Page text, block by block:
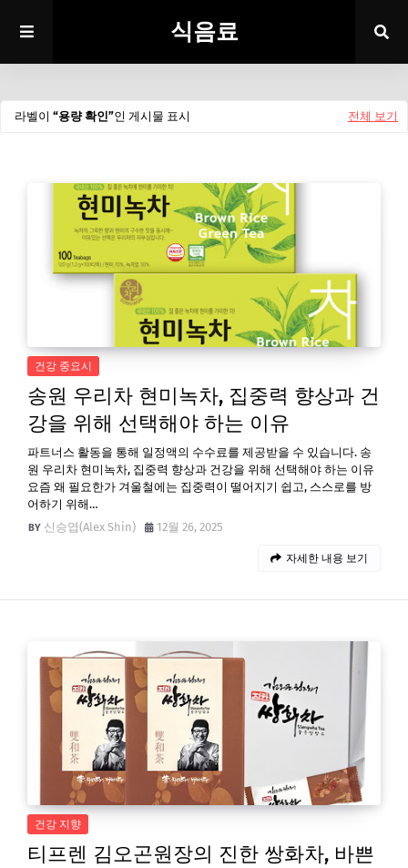
식음료
라벨이 용량 확인 인 게시물 표시 전체 보기
건강 중요시
송원 우리차 현미녹차, 집중력 향상과 건
강을 위해 선택해야 하는 이유
파트너스 활동을 통해 일정액의 수수료를 제공받을 수 있습니다. 송
원 우리차 현미녹차, 집중력 향상과 건강을 위해 선택해야 하는 이유
요즘 왜 필요한가 겨울철에는 집중력이 떨어지기 쉽고, 스스로를 방
어하기 위해…
신승엽(Alex Shin)
12월 26, 2025
자세한 내용 보기
건강 지향
티프렌 김오곤원장의 진한 쌍화차, 바쁜